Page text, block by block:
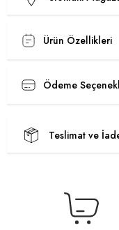
Ürün Özellikleri
Ödeme
Teslimat ve